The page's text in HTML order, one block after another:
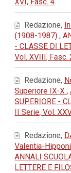
Redazione,
(1908-1987) ,
- CLASSE DI
Vol. XVIII, Fasc.
Redazione,
Superiore IX-X ,
SUPERIORE -
II Serie, Vol.
Redazione,
Valentia-
ANNALI
LETTERE E